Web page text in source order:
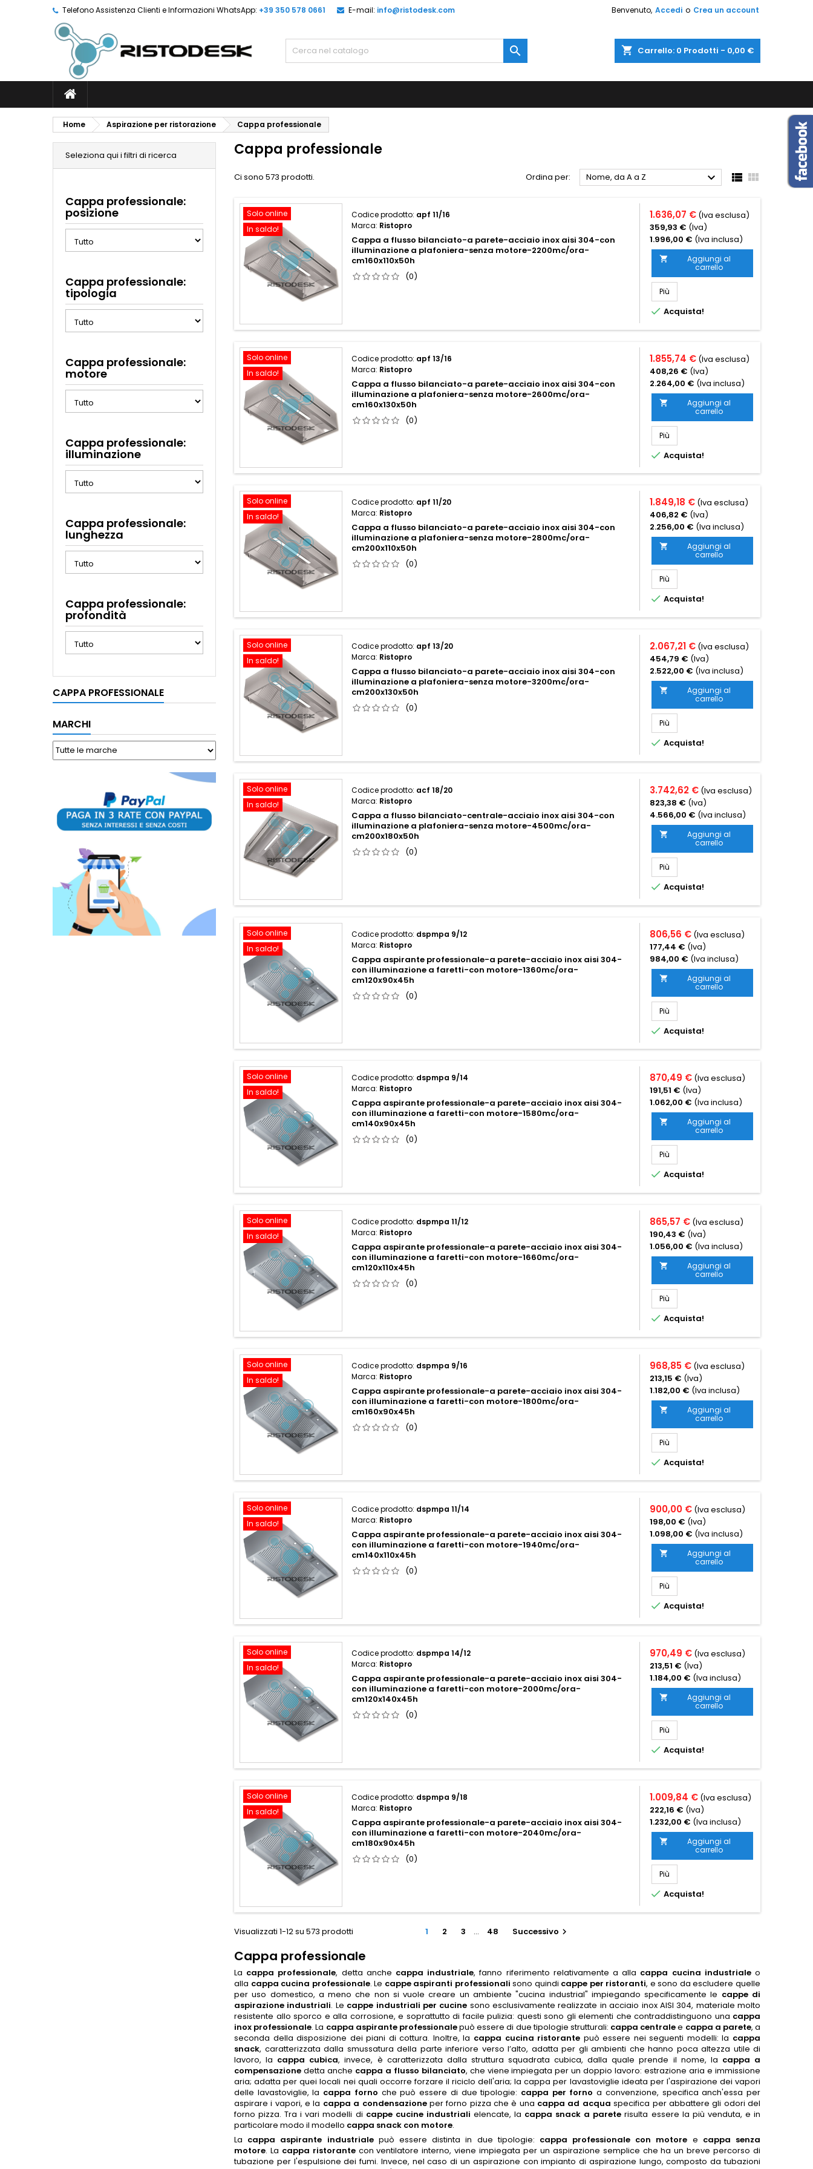
Telefono Assistenza Clienti e Informazioni WhatsApp: +39 350 578 0661 E-mail: info@ristodesk.com Benvenuto, Accedi o Crea un account
shopping_cart Carrello: 0 Prodotti - 0,00 €

Home Aspirazione per ristorazione Cappa professionale
Seleziona qui i filtri di ricerca
Cappa professionale:
posizione
Cappa professionale:
tipologia
Cappa professionale:
motore
Cappa professionale:
illuminazione
Cappa professionale:
lunghezza
Cappa professionale:
profondità
CAPPA PROFESSIONALE
MARCHI
Cappa professionale
Ci sono 573 prodotti. Ordina per: Nome, da A a Z   
Solo online
In saldo!
Codice prodotto: apf 11/16
Marca: Ristopro
Cappa a flusso bilanciato-a parete-acciaio inox aisi 304-con
illuminazione a plafoniera-senza motore-2200mc/ora-
cm160x110x50h
(0)
1.636,07 € (Iva esclusa)
359,93 € (Iva)
1.996,00 € (Iva inclusa)

Aggiungi al
carrello
Più
 Acquista!
Solo online
In saldo!
Codice prodotto: apf 13/16
Marca: Ristopro
Cappa a flusso bilanciato-a parete-acciaio inox aisi 304-con
illuminazione a plafoniera-senza motore-2600mc/ora-
cm160x130x50h
(0)
1.855,74 € (Iva esclusa)
408,26 € (Iva)
2.264,00 € (Iva inclusa)

Aggiungi al
carrello
Più
 Acquista!
Solo online
In saldo!
Codice prodotto: apf 11/20
Marca: Ristopro
Cappa a flusso bilanciato-a parete-acciaio inox aisi 304-con
illuminazione a plafoniera-senza motore-2800mc/ora-
cm200x110x50h
(0)
1.849,18 € (Iva esclusa)
406,82 € (Iva)
2.256,00 € (Iva inclusa)

Aggiungi al
carrello
Più
 Acquista!
Solo online
In saldo!
Codice prodotto: apf 13/20
Marca: Ristopro
Cappa a flusso bilanciato-a parete-acciaio inox aisi 304-con
illuminazione a plafoniera-senza motore-3200mc/ora-
cm200x130x50h
(0)
2.067,21 € (Iva esclusa)
454,79 € (Iva)
2.522,00 € (Iva inclusa)

Aggiungi al
carrello
Più
 Acquista!
Solo online
In saldo!
Codice prodotto: acf 18/20
Marca: Ristopro
Cappa a flusso bilanciato-centrale-acciaio inox aisi 304-con
illuminazione a plafoniera-senza motore-4500mc/ora-
cm200x180x50h
(0)
3.742,62 € (Iva esclusa)
823,38 € (Iva)
4.566,00 € (Iva inclusa)

Aggiungi al
carrello
Più
 Acquista!
Solo online
In saldo!
Codice prodotto: dspmpa 9/12
Marca: Ristopro
Cappa aspirante professionale-a parete-acciaio inox aisi 304-
con illuminazione a faretti-con motore-1360mc/ora-
cm120x90x45h
(0)
806,56 € (Iva esclusa)
177,44 € (Iva)
984,00 € (Iva inclusa)

Aggiungi al
carrello
Più
 Acquista!
Solo online
In saldo!
Codice prodotto: dspmpa 9/14
Marca: Ristopro
Cappa aspirante professionale-a parete-acciaio inox aisi 304-
con illuminazione a faretti-con motore-1580mc/ora-
cm140x90x45h
(0)
870,49 € (Iva esclusa)
191,51 € (Iva)
1.062,00 € (Iva inclusa)

Aggiungi al
carrello
Più
 Acquista!
Solo online
In saldo!
Codice prodotto: dspmpa 11/12
Marca: Ristopro
Cappa aspirante professionale-a parete-acciaio inox aisi 304-
con illuminazione a faretti-con motore-1660mc/ora-
cm120x110x45h
(0)
865,57 € (Iva esclusa)
190,43 € (Iva)
1.056,00 € (Iva inclusa)

Aggiungi al
carrello
Più
 Acquista!
Solo online
In saldo!
Codice prodotto: dspmpa 9/16
Marca: Ristopro
Cappa aspirante professionale-a parete-acciaio inox aisi 304-
con illuminazione a faretti-con motore-1800mc/ora-
cm160x90x45h
(0)
968,85 € (Iva esclusa)
213,15 € (Iva)
1.182,00 € (Iva inclusa)

Aggiungi al
carrello
Più
 Acquista!
Solo online
In saldo!
Codice prodotto: dspmpa 11/14
Marca: Ristopro
Cappa aspirante professionale-a parete-acciaio inox aisi 304-
con illuminazione a faretti-con motore-1940mc/ora-
cm140x110x45h
(0)
900,00 € (Iva esclusa)
198,00 € (Iva)
1.098,00 € (Iva inclusa)

Aggiungi al
carrello
Più
 Acquista!
Solo online
In saldo!
Codice prodotto: dspmpa 14/12
Marca: Ristopro
Cappa aspirante professionale-a parete-acciaio inox aisi 304-
con illuminazione a faretti-con motore-2000mc/ora-
cm120x140x45h
(0)
970,49 € (Iva esclusa)
213,51 € (Iva)
1.184,00 € (Iva inclusa)

Aggiungi al
carrello
Più
 Acquista!
Solo online
In saldo!
Codice prodotto: dspmpa 9/18
Marca: Ristopro
Cappa aspirante professionale-a parete-acciaio inox aisi 304-
con illuminazione a faretti-con motore-2040mc/ora-
cm180x90x45h
(0)
1.009,84 € (Iva esclusa)
222,16 € (Iva)
1.232,00 € (Iva inclusa)

Aggiungi al
carrello
Più
 Acquista!
Visualizzati 1-12 su 573 prodotti 1 2 3 … 48 Successivo 
Cappa professionale
La cappa professionale, detta anche cappa industriale, fanno riferimento relativamente a alla cappa cucina industrialeo
alla cappa cucina professionale. Le cappe aspiranti professionali sono quindi cappe per ristoranti, e sono da escludere quelle
per uso domestico, a meno che non si vuole creare un ambiente "cucina industrial" impiegando specificamente le cappe di
aspirazione industriali. Le cappe industriali per cucine sono esclusivamente realizzate in acciaio inox AISI 304, materiale molto
resistente allo sporco e alla corrosione, e soprattutto di facile pulizia: questi sono gli elementi che contraddistinguono una cappa
inox professionale. La cappa aspirante professionalepuò essere di due tipologie strutturali: cappa centralee cappa a parete, a
seconda della disposizione dei piani di cottura. Inoltre, la cappa cucina ristorante può essere nei seguenti modelli: la cappa
snack, caratterizzata dalla smussatura della parte inferiore verso l’alto, adatta per gli ambienti che hanno poca altezza utile di
lavoro, la cappa cubica, invece, è caratterizzata dalla struttura squadrata cubica, dalla quale prende il nome, la cappa a
compensazione detta anche cappa a flusso bilanciato, che viene impiegata per un doppio lavoro: estrazione aria e immissione
aria; adatta per quei locali nei quali occorre forzare il riciclo dell'aria; la cappa per lavastoviglie ideata per l'aspirazione dei vapori
delle lavastoviglie, la cappa forno che può essere di due tipologie: cappa per forno a convenzione, specifica anch'essa per
aspirare i vapori, e la cappa a condensazioneper forno pizza che è una cappa ad acqua specifica per abbattere gli odori del
forno pizza. Tra i vari modelli di cappe cucine industriali elencate, la cappa snack a pareterisulta essere la più venduta, e in
particolare modo il modello cappa snack con motore.
La cappa aspirante industrialepuò essere distinta in due tipologie: cappa professionale con motore e cappa senza
motore. La cappa ristorantecon ventilatore interno, viene impiegata per un aspirazione semplice che ha un breve percorso di
tubazione per l'espulsione dei fumi. Invece, nel caso di un aspirazione con impianto di aspirazione lungo, composto da tubazioni